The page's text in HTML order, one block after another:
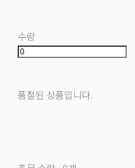
수량
품절된 상품입니다.